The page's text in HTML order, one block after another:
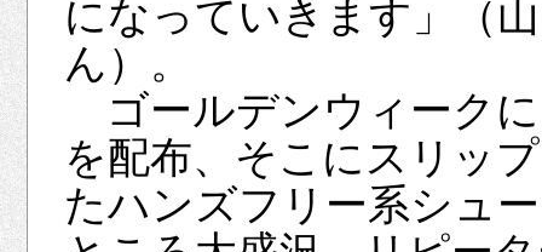
になっていきます」（
ん）。
ゴールデンウィーク
を配布、そこにスリッ
たハンズフリー系シュ